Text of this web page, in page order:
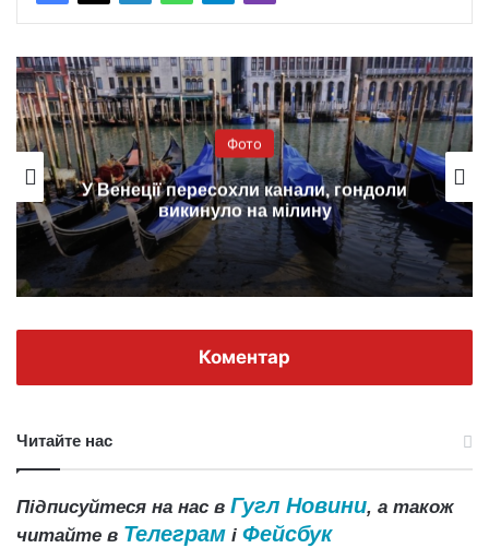
Фото
У Венеції пересохли канали, гондоли
викинуло на мілину
Коментар
Читайте нас
Підписуйтеся на нас в Гугл Новини, а також
читайте в Телеграм і Фейсбук